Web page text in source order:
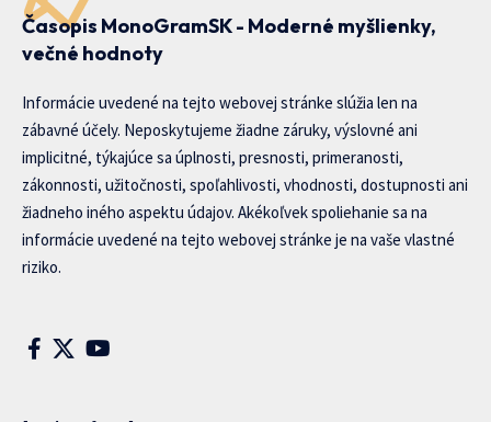
Časopis MonoGramSK - Moderné myšlienky,
večné hodnoty
Informácie uvedené na tejto webovej stránke slúžia len na
zábavné účely. Neposkytujeme žiadne záruky, výslovné ani
implicitné, týkajúce sa úplnosti, presnosti, primeranosti,
zákonnosti, užitočnosti, spoľahlivosti, vhodnosti, dostupnosti ani
žiadneho iného aspektu údajov. Akékoľvek spoliehanie sa na
informácie uvedené na tejto webovej stránke je na vaše vlastné
riziko.